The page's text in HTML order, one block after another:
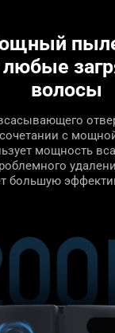
волосы
с
мощность
большую